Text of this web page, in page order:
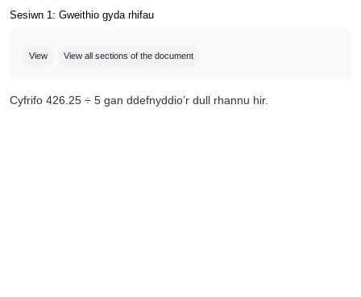
Sesiwn 1: Gweithio gyda rhifau
View View all sections of the document
Cyfrifo 426.25 ÷ 5 gan ddefnyddio’r dull rhannu hir.